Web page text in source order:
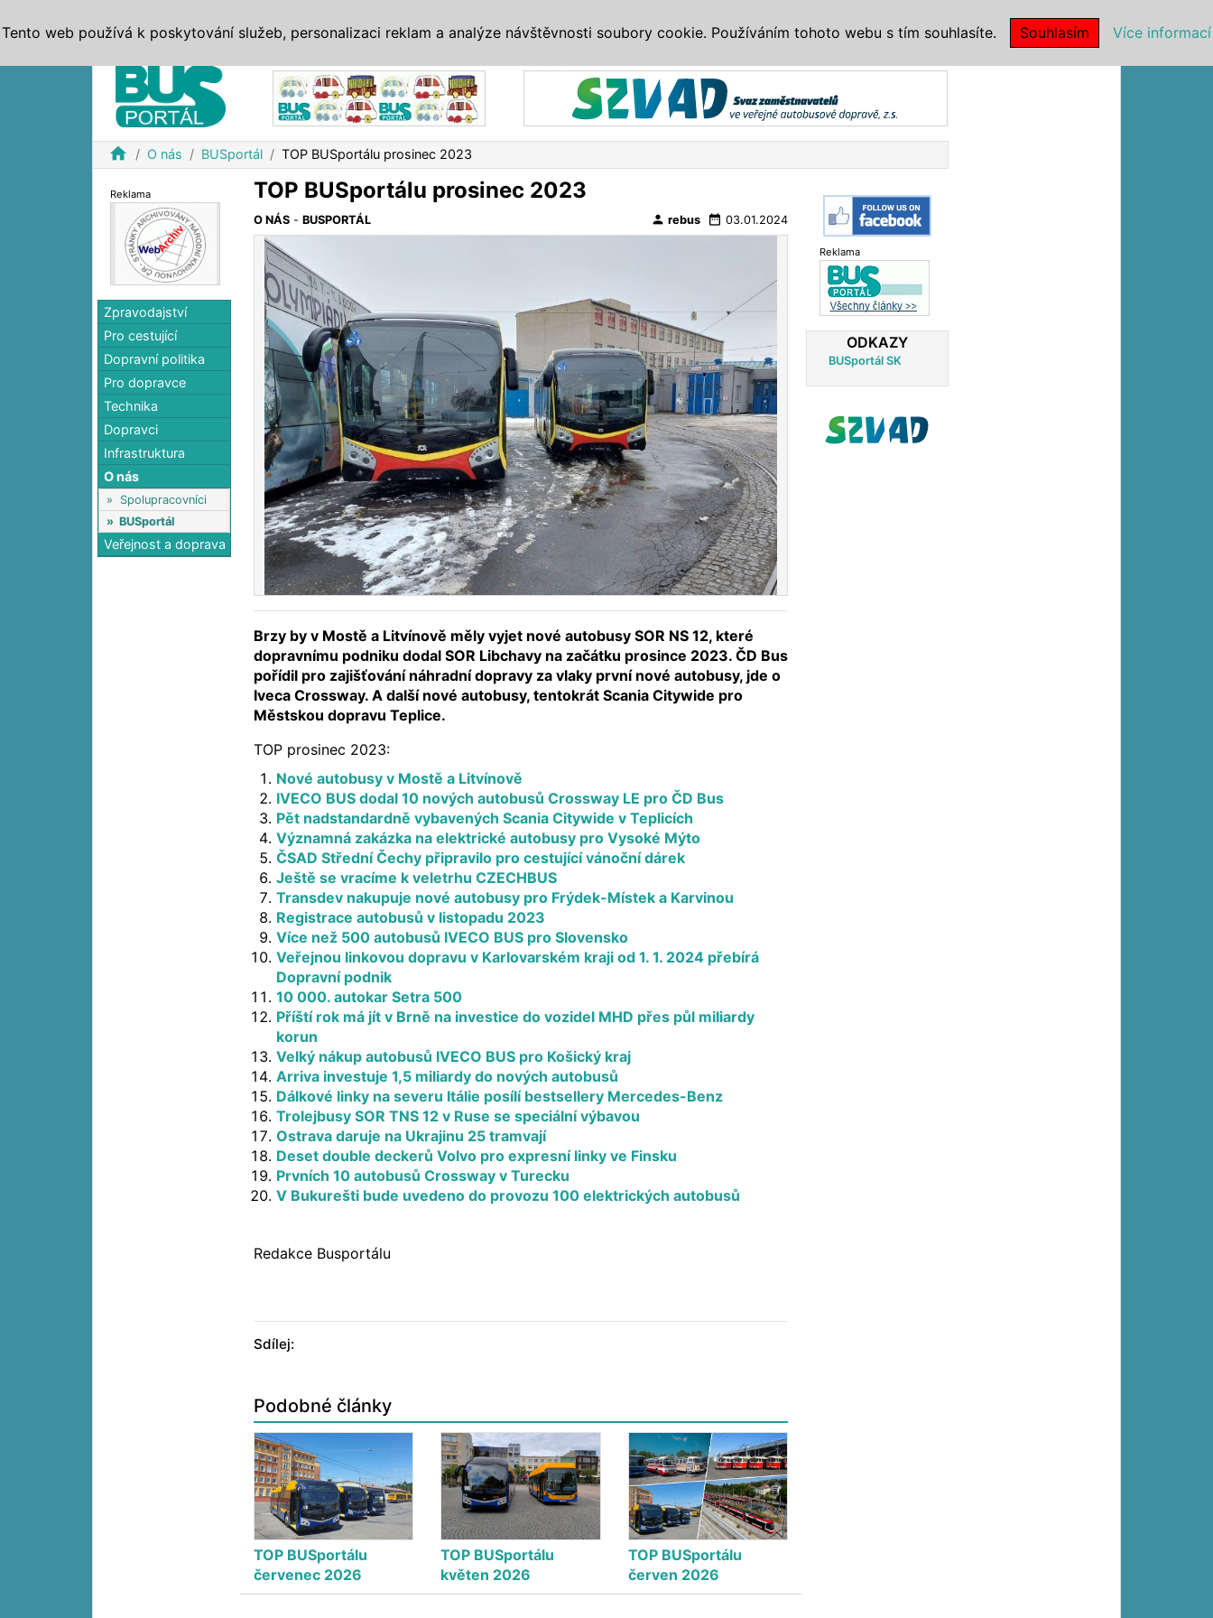
home O nás BUSportál TOP BUSportálu prosinec 2023
Reklama
Zpravodajství
Pro cestující
Dopravní politika
Pro dopravce
Technika
Dopravci
Infrastruktura
O nás
» Spolupracovníci
» BUSportál
Veřejnost a doprava
TOP BUSportálu prosinec 2023
O NÁS -BUSPORTÁL person rebus date_range 03.01.2024
Brzy by v Mostě a Litvínově měly vyjet nové autobusy SOR NS 12, které
dopravnímu podniku dodal SOR Libchavy na začátku prosince 2023. ČD Bus
pořídil pro zajišťování náhradní dopravy za vlaky první nové autobusy, jde o
Iveca Crossway. A další nové autobusy, tentokrát Scania Citywide pro
Městskou dopravu Teplice.
TOP prosinec 2023:
Nové autobusy v Mostě a Litvínově
IVECO BUS dodal 10 nových autobusů Crossway LE pro ČD Bus
Pět nadstandardně vybavených Scania Citywide v Teplicích
Významná zakázka na elektrické autobusy pro Vysoké Mýto
ČSAD Střední Čechy připravilo pro cestující vánoční dárek
Ještě se vracíme k veletrhu CZECHBUS
Transdev nakupuje nové autobusy pro Frýdek-Místek a Karvinou
Registrace autobusů v listopadu 2023
Více než 500 autobusů IVECO BUS pro Slovensko
Veřejnou linkovou dopravu v Karlovarském kraji od 1. 1. 2024 přebírá
Dopravní podnik
10 000. autokar Setra 500
Příští rok má jít v Brně na investice do vozidel MHD přes půl miliardy
korun
Velký nákup autobusů IVECO BUS pro Košický kraj
Arriva investuje 1,5 miliardy do nových autobusů
Dálkové linky na severu Itálie posílí bestsellery Mercedes-Benz
Trolejbusy SOR TNS 12 v Ruse se speciální výbavou
Ostrava daruje na Ukrajinu 25 tramvají
Deset double deckerů Volvo pro expresní linky ve Finsku
Prvních 10 autobusů Crossway v Turecku
V Bukurešti bude uvedeno do provozu 100 elektrických autobusů
Redakce Busportálu
Sdílej:
Podobné články
TOP BUSportálu
červenec 2026
TOP BUSportálu
květen 2026
TOP BUSportálu
červen 2026
Reklama
ODKAZY
BUSportál SK
Tento web používá k poskytování služeb, personalizaci reklam a analýze návštěvnosti soubory cookie. Používáním tohoto webu s tím souhlasíte. Souhlasím Více informací